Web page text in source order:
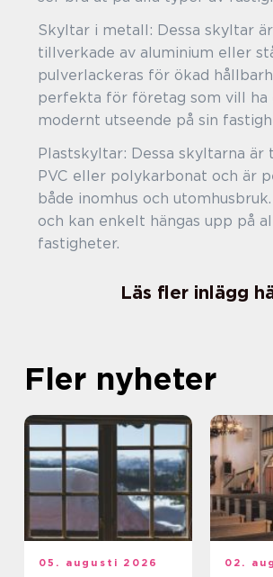
Skyltar i metall: Dessa skyltar
tillverkade av aluminium eller
pulverlackeras för ökad
perfekta för företag som vill
modernt utseende på sin
Plastskyltar: Dessa skyltarna är
PVC eller polykarbonat och är
både inomhus och
och kan enkelt hängas upp på
fastigheter.
Läs fler inlägg
Fler nyheter
05. augusti 2026 02.